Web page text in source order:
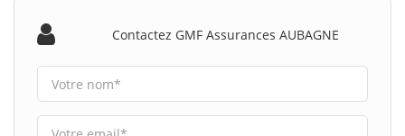
Contactez GMF Assurances AUBAGNE